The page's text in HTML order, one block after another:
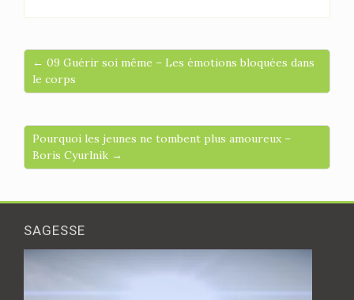
← 09 Guérir soi même – Les émotions bloquées dans
le corps
Pourquoi les jeunes ne tombent plus amoureux –
Boris Cyurlnik →
SAGESSE